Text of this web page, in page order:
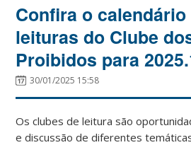
Confira o calendário
leituras do Clube
Proibidos para
30/01/2025 15:58
Os clubes de leitura são
e discussão de diferentes